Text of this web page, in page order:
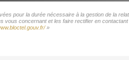
pour la durée nécessaire à la gestion de la
concernant et les faire rectifier en contactant
»